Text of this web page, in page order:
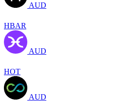
AUD
HBAR
AUD
HOT
AUD